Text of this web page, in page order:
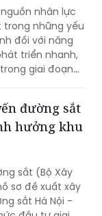
nhân lực
những yếu
đối với năng
triển nhanh,
giai đoạn
số
lập cơ chế
nguồn nhân
quyết những
phố.
đường sắt
hưởng khu
sắt (Bộ Xây
sơ đề xuất xây
sắt Hà Nội -